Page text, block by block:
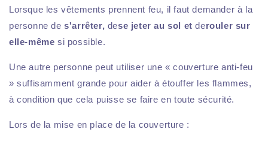
Lorsque les vêtements prennent feu, il faut demander à la
personne des'arrêter, dese jeter au sol et derouler sur
elle-même si possible.
Une autre personne peut utiliser une « couverture anti-feu
» suffisamment grande pour aider à étouffer les flammes,
à condition que cela puisse se faire en toute sécurité.
Lors de la mise en place de la couverture :